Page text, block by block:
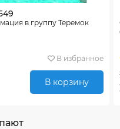
в группу Теремок
В избранное
В корзину